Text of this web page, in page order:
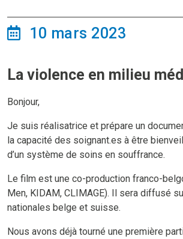
10 mars 2023
La violence en milieu
Bonjour,
Je suis réalisatrice et prépare un
la capacité des soignant.es à être
d’un système de soins en souffrance.
Le film est une co-production franco-
Men, KIDAM, CLIMAGE). Il sera diffusé
nationales belge et suisse.
Nous avons déjà tourné une première